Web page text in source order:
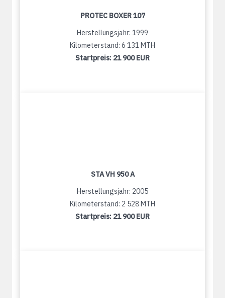
PROTEC BOXER 107
Herstellungsjahr: 1999
Kilometerstand: 6 131 MTH
Startpreis: 21 900 EUR
STA VH 950 A
Herstellungsjahr: 2005
Kilometerstand: 2 528 MTH
Startpreis: 21 900 EUR